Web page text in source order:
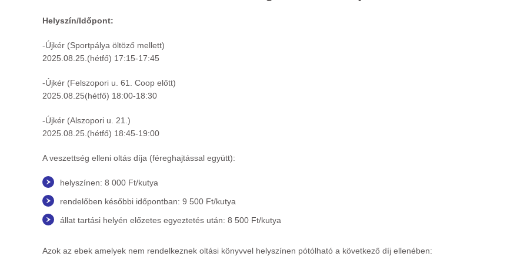
Helyszín/Időpont:
-Újkér (Sportpálya öltöző mellett)
2025.08.25.(hétfő) 17:15-17:45
-Újkér (Felszopori u. 61. Coop előtt)
2025.08.25(hétfő) 18:00-18:30
-Újkér (Alszopori u. 21.)
2025.08.25.(hétfő) 18:45-19:00
A veszettség elleni oltás díja (féreghajtással együtt):
helyszínen: 8 000 Ft/kutya
rendelőben későbbi időpontban: 9 500 Ft/kutya
állat tartási helyén előzetes egyeztetés után: 8 500 Ft/kutya
Azok az ebek amelyek nem rendelkeznek oltási könyvvel helyszínen pótólható a következő díj ellenében: